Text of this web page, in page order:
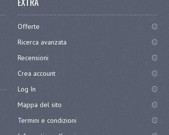
Offerte
Ricerca avanzata
Recensioni
Crea account
Log In
Mappa del sito
Termini e condizioni